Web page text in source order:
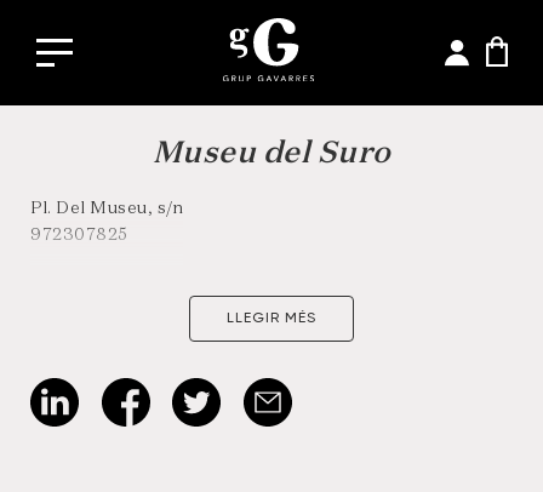
Museu del Suro
Pl. Del Museu, s/n
972307825
LLEGIR MÉS